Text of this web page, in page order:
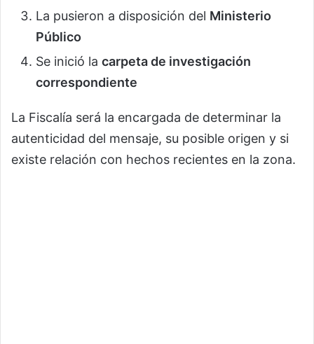
La pusieron a disposición del Ministerio
Público
Se inició la carpeta de investigación
correspondiente
La Fiscalía será la encargada de determinar la
autenticidad del mensaje, su posible origen y si
existe relación con hechos recientes en la zona.